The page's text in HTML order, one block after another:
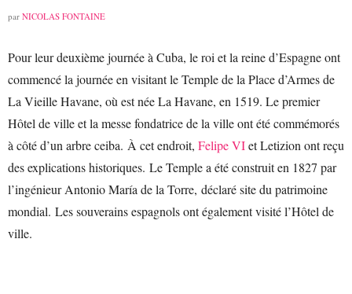
par NICOLAS FONTAINE
Pour leur deuxième journée à Cuba, le roi et la reine d’Espagne ont
commencé la journée en visitant le Temple de la Place d’Armes de
La Vieille Havane, où est née La Havane, en 1519. Le premier
Hôtel de ville et la messe fondatrice de la ville ont été commémorés
à côté d’un arbre ceiba. À cet endroit, Felipe VIet Letizion ont reçu
des explications historiques. Le Temple a été construit en 1827 par
l’ingénieur Antonio María de la Torre, déclaré site du patrimoine
mondial. Les souverains espagnols ont également visité l’Hôtel de
ville.